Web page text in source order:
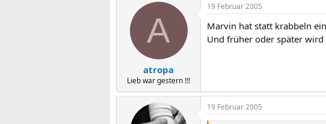
A
atropa
Lieb war gestern !!!
19 Februar 2005
Marvin hat statt krabbeln
Und früher oder später
19 Februar 2005